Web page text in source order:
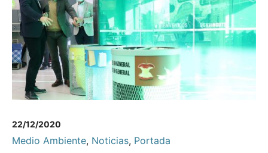
22/12/2020
Medio Ambiente, Noticias, Portada